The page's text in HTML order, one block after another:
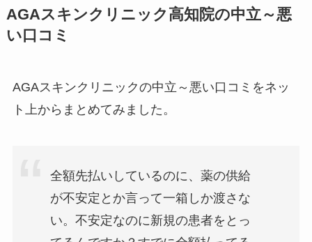
AGAスキンクリニック高知院の中立～悪
い口コミ
AGAスキンクリニックの中立～悪い口コミをネッ
ト上からまとめてみました。
全額先払いしているのに、薬の供給
が不安定とか言って一箱しか渡さな
い。不安定なのに新規の患者をとっ